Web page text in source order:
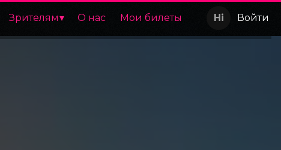
Зрителям О нас Мои билеты Войти